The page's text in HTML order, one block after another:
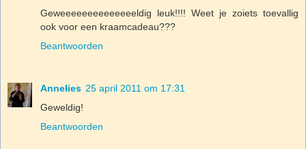
Geweeeeeeeeeeeeeeldig leuk!!!! Weet je zoiets toevallig
ook voor een kraamcadeau???
Beantwoorden
Annelies 25 april 2011 om 17:31
Geweldig!
Beantwoorden